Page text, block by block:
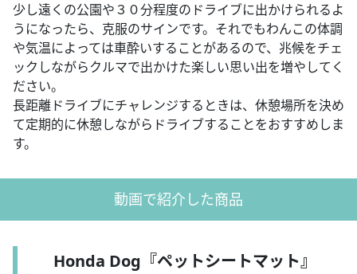
少し遠くの公園や３０分程度のドライブに出かけられるよ
うになったら、克服のサインです。それでもわんこの体調
や気温によっては車酔いすることがあるので、兆候をチェ
ックしながらクルマで出かけた楽しい思い出を増やしてく
ださい。
長距離ドライブにチャレンジするときは、休憩場所を決め
て定期的に休憩しながらドライブすることをおすすめしま
す。
動画で紹介した商品
Honda Dog『ペットシートマット』